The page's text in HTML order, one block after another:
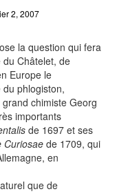
2, 2007juillet
la question qui fera
du Châtelet, de
Europe le
phlogiston,
chimiste Georg
importants
de 1697 et ses
Curiosae de 1709, qui
en
que de